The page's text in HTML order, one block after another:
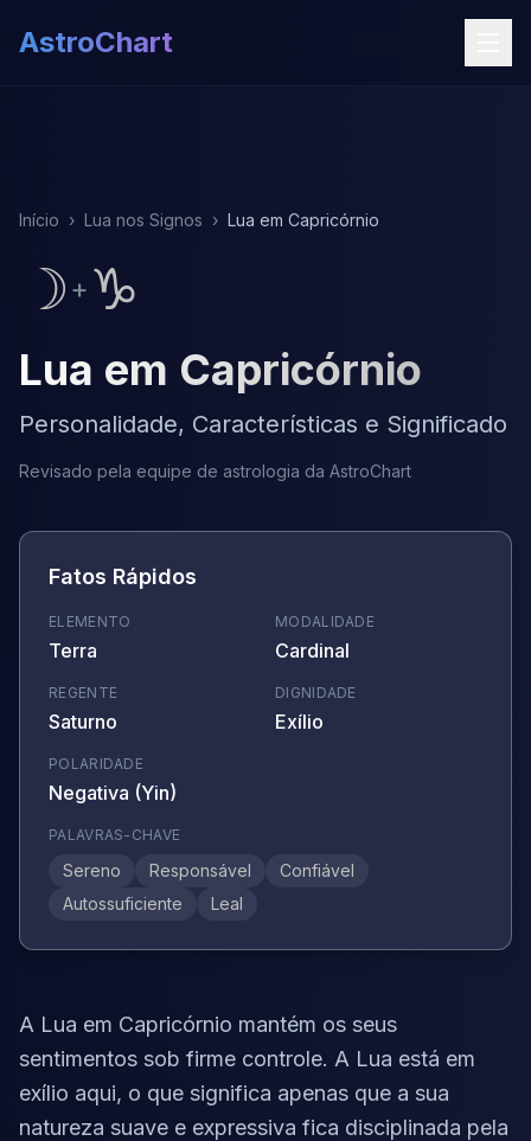
AstroChart
Início › Lua nos Signos › Lua em Capricórnio
☽ + ♑
Lua em Capricórnio
Personalidade, Características e Significado
Revisado pela equipe de astrologia da AstroChart
Fatos Rápidos
ELEMENTO
Terra
MODALIDADE
Cardinal
REGENTE
Saturno
DIGNIDADE
Exílio
POLARIDADE
Negativa (Yin)
PALAVRAS-CHAVE
Sereno Responsável
Confiável
Autossuficiente
Leal
A Lua em Capricórnio mantém os seus
sentimentos sob firme controle. A Lua está em
exílio aqui, o que significa apenas que a sua
natureza suave e expressiva fica disciplinada pela